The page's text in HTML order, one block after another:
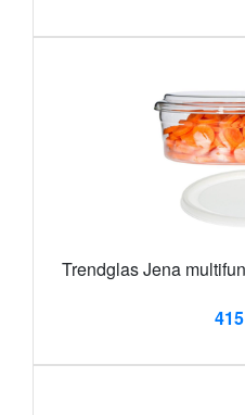
Trendglas Jena